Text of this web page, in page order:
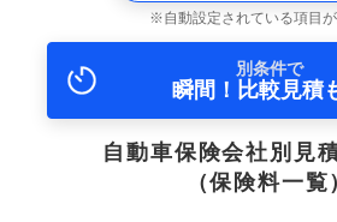
自動設定されている項目
別条件で
瞬間！比較見積
自動車保険会社別見
（保険料一覧